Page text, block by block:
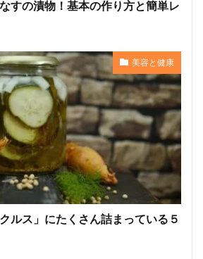
すの漬物！基本の作り方と簡単レ
美容と健康
ルス」にたくさん詰まっている５